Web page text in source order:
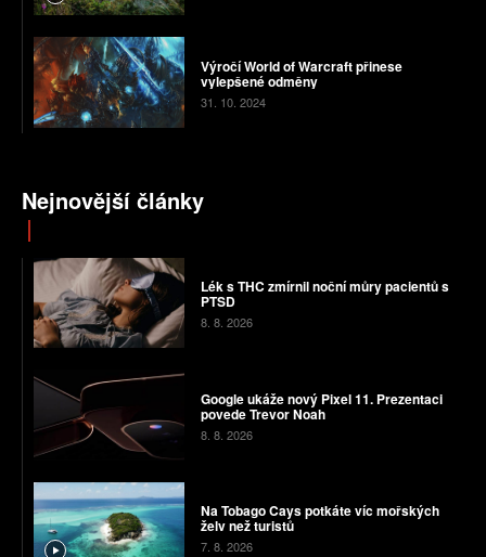
Výročí World of Warcraft přinese
vylepšené odměny
31. 10. 2024
Nejnovější články
Lék s THC zmírnil noční můry pacientů s
PTSD
8. 8. 2026
Google ukáže nový Pixel 11. Prezentaci
povede Trevor Noah
8. 8. 2026
Na Tobago Cays potkáte víc mořských
želv než turistů
7. 8. 2026